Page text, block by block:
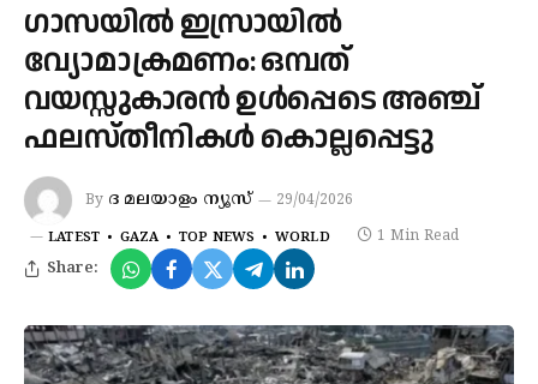
ഗാസയിൽ ഇസ്രായിൽ
വ്യോമാക്രമണം: ഒമ്പത്
വയസ്സുകാരൻ ഉൾപ്പെടെ അഞ്ച്
ഫലസ്തീനികൾ കൊല്ലപ്പെട്ടു
By ദ മലയാളം ന്യൂസ് 29/04/2026
LATEST GAZA TOP NEWS WORLD 1 Min Read
Share: